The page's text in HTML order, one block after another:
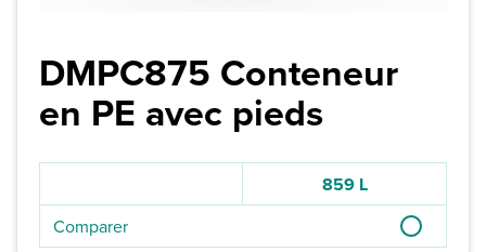
DMPC875 Conteneur
en PE avec pieds
859 L
Comparer